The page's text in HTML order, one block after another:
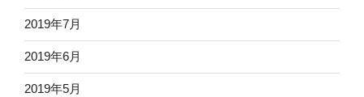
2019年7月
2019年6月
2019年5月